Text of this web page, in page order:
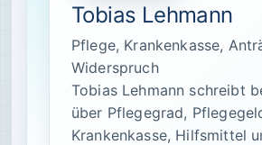
Tobias Lehmann
Pflege, Krankenkasse,
Widerspruch
Tobias Lehmann schreibt
über Pflegegrad,
Krankenkasse, Hilfsmittel